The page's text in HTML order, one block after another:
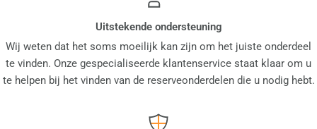
Uitstekende ondersteuning
Wij weten dat het soms moeilijk kan zijn om het juiste onderdeel
te vinden. Onze gespecialiseerde klantenservice staat klaar om u
te helpen bij het vinden van de reserveonderdelen die u nodig hebt.